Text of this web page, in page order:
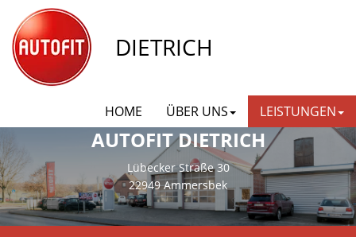
DIETRICH
HOME ÜBER UNS LEISTUNGEN
AUTOFIT DIETRICH
Lübecker Straße 30
22949 Ammersbek